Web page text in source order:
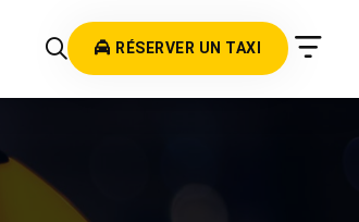
RÉSERVER UN TAXI